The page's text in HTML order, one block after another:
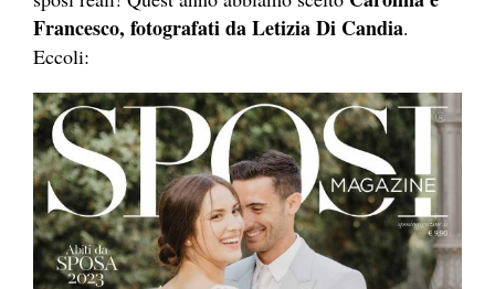
Francesco, fotografati da Letizia Di Candia.
Eccoli: